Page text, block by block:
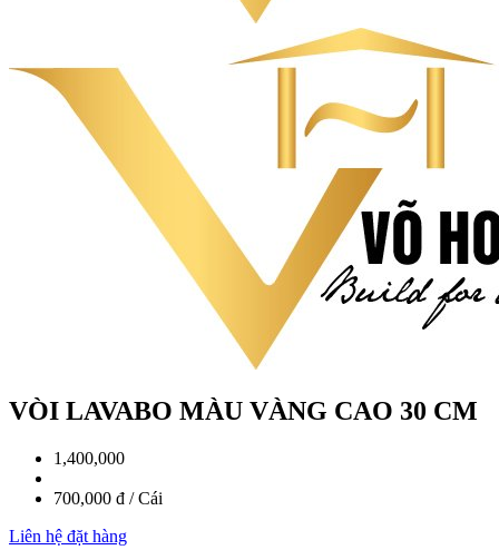
VÒI LAVABO MÀU VÀNG CAO 30 CM
1,400,000
700,000 đ / Cái
Liên hệ đặt hàng